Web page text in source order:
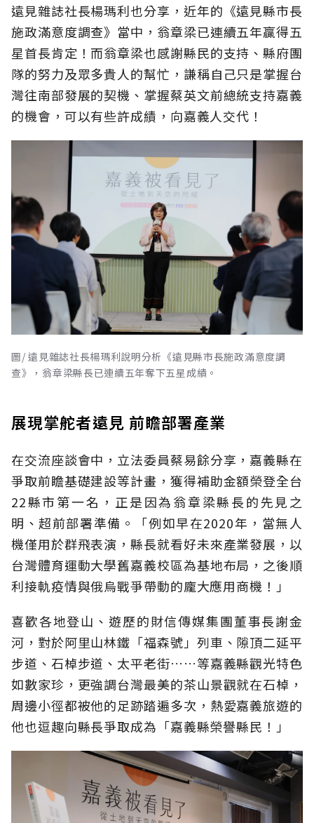
遠見雜誌社長楊瑪利也分享，近年的《遠見縣市長
施政滿意度調查》當中，翁章梁已連續五年贏得五
星首長肯定！而翁章梁也感謝縣民的支持、縣府團
隊的努力及眾多貴人的幫忙，謙稱自己只是掌握台
灣往南部發展的契機、掌握蔡英文前總統支持嘉義
的機會，可以有些許成績，向嘉義人交代！
圖/ 遠見雜誌社長楊瑪利說明分析《遠見縣市長施政滿意度調
查》，翁章梁縣長已連續五年奪下五星成績。
展現掌舵者遠見 前瞻部署產業
在交流座談會中，立法委員蔡易餘分享，嘉義縣在
爭取前瞻基礎建設等計畫，獲得補助金額榮登全台
22縣市第一名，正是因為翁章梁縣長的先見之
明、超前部署準備。「例如早在2020年，當無人
機僅用於群飛表演，縣長就看好未來產業發展，以
台灣體育運動大學舊嘉義校區為基地布局，之後順
利接軌疫情與俄烏戰爭帶動的龐大應用商機！」
喜歡各地登山、遊歷的財信傳媒集團董事長謝金
河，對於阿里山林鐵「福森號」列車、隙頂二延平
步道、石棹步道、太平老街……等嘉義縣觀光特色
如數家珍，更強調台灣最美的茶山景觀就在石棹，
周邊小徑都被他的足跡踏遍多次，熱愛嘉義旅遊的
他也逗趣向縣長爭取成為「嘉義縣榮譽縣民！」